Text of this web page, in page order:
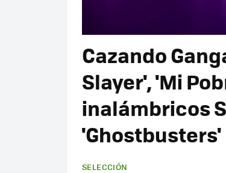
Cazando
Slayer', 'Mi
inalámbricos
'Ghostbusters'
SELECCIÓN